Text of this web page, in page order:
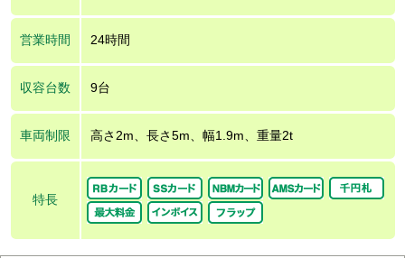
営業時間 24時間
収容台数 9台
車両制限 高さ2m、長さ5m、幅1.9m、重量2t
特長